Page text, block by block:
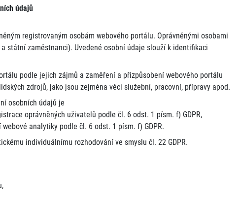
údajů
registrovaným osobám webového portálu. Oprávněnými osobami
státní zaměstnanci). Uvedené osobní údaje slouží k identifikaci
podle jejich zájmů a zaměření a přizpůsobení webového portálu
zdrojů, jako jsou zejména věci služební, pracovní, přípravy apod.
osobních údajů je
oprávněných uživatelů podle čl. 6 odst. 1 písm. f) GDPR,
analytiky podle čl. 6 odst. 1 písm. f) GDPR.
individuálnímu rozhodování ve smyslu čl. 22 GDPR.